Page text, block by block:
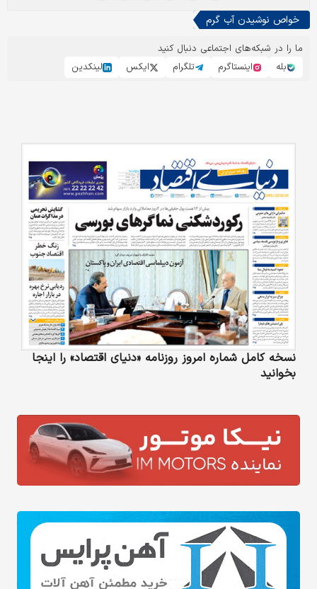
خواص نوشیدن آب گرم
ما را در شبکه‌های اجتماعی دنبال کنید
بله
اینستاگرم تلگرام ایکس لینکدین
نسخه کامل شماره امروز روزنامه «دنیای‌ اقتصاد» را اینجا
بخوانید